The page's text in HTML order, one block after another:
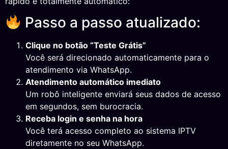
Passo a passo atualizado:
Clique no botão “Teste Grátis”
Você será direcionado automaticamente para o
atendimento via WhatsApp.
Atendimento automático imediato
Um robô inteligente enviará seus dados de acesso
em segundos, sem burocracia.
Receba login e senha na hora
Você terá acesso completo ao sistema IPTV
diretamente no seu WhatsApp.